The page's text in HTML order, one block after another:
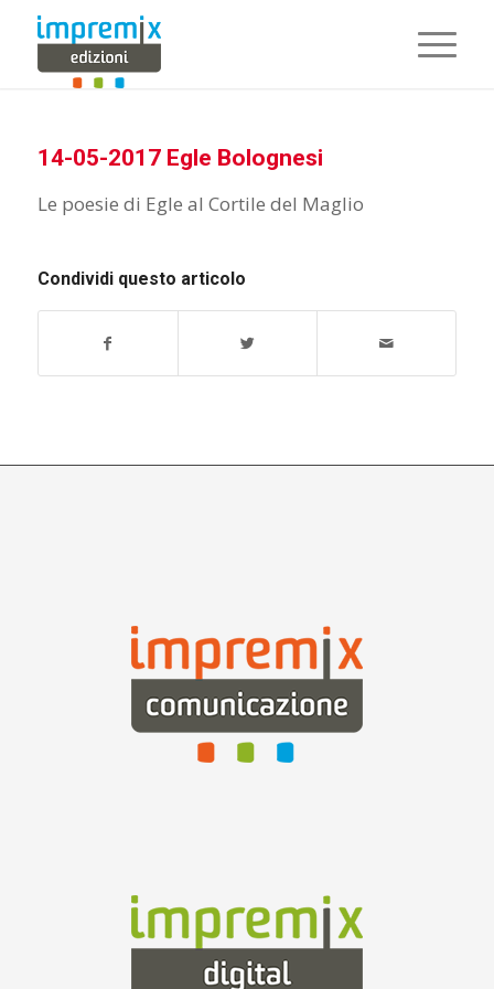
14-05-2017 Egle Bolognesi
Le poesie di Egle al Cortile del Maglio
Condividi questo articolo